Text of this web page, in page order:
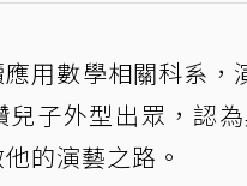
用數學相關科系
兒子外型出眾，認
的演藝之路。